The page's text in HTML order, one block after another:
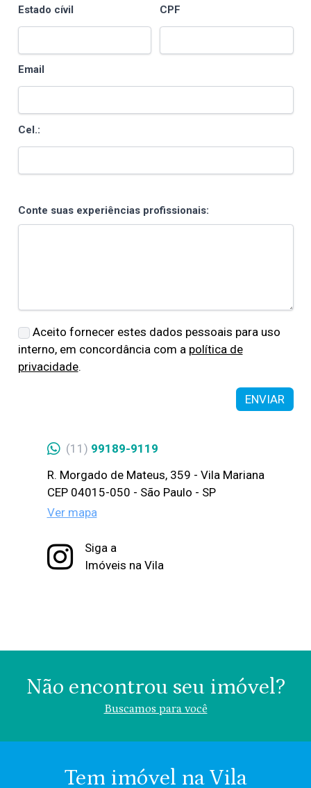
Estado cívil CPF
Email
Cel.:
Conte suas experiências profissionais:
Aceito fornecer estes dados pessoais para uso
interno, em concordância com a política de
privacidade.
ENVIAR
(11) 99189-9119
R. Morgado de Mateus, 359 - Vila Mariana
CEP 04015-050 - São Paulo - SP
Ver mapa
Siga a
Imóveis na Vila
Não encontrou seu imóvel?
Buscamos para você
Tem imóvel na Vila